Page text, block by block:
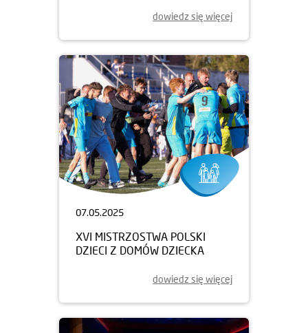
dowiedz się więcej
07.05.2025
XVI MISTRZOSTWA POLSKI
DZIECI Z DOMÓW DZIECKA
dowiedz się więcej